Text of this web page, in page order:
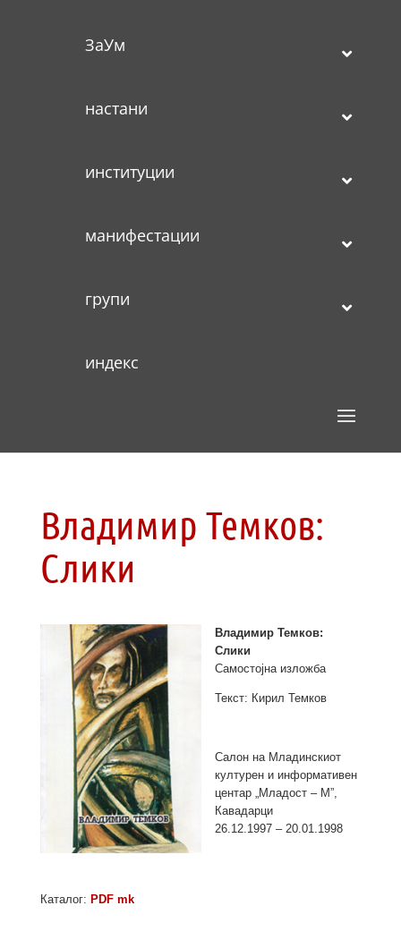
ЗаУм
настани
институции
манифестации
групи
индекс
Владимир Темков:
Слики
Владимир Темков:
Слики
Самостојна изложба
Текст: Кирил Темков
Салон на Младинскиот
културен и информативен
центар „Младост – М”,
Кавадарци
26.12.1997 – 20.01.1998
Каталог: PDF mk